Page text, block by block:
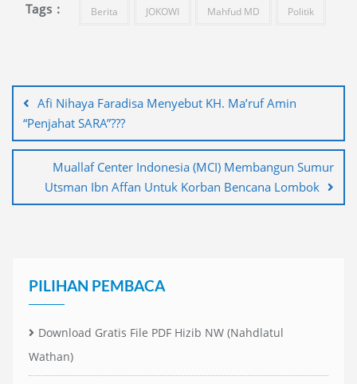
Tags : Berita JOKOWI Mahfud MD Politik
posAfi Nihaya Faradisa Menyebut KH. Ma’ruf Amin
“Penjahat SARA”???
Muallaf Center Indonesia (MCI) Membangun Sumur
Utsman Ibn Affan Untuk Korban Bencana Lombok
PILIHAN PEMBACA
Download Gratis File PDF Hizib NW (Nahdlatul
Wathan)